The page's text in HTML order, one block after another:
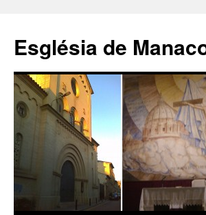
contenido
Església de